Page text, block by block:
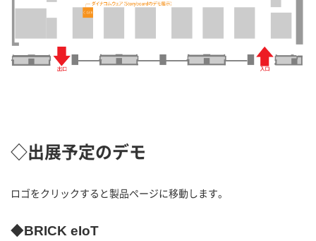
◇出展予定のデモ
ロゴをクリックすると製品ページに移動します。
◆BRICK eIoT